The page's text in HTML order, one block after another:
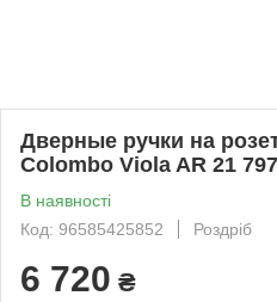
Дверные ручки на
Colombo Viola AR 21
В наявності
Код: 96585425852
Роздріб
6 720 ₴